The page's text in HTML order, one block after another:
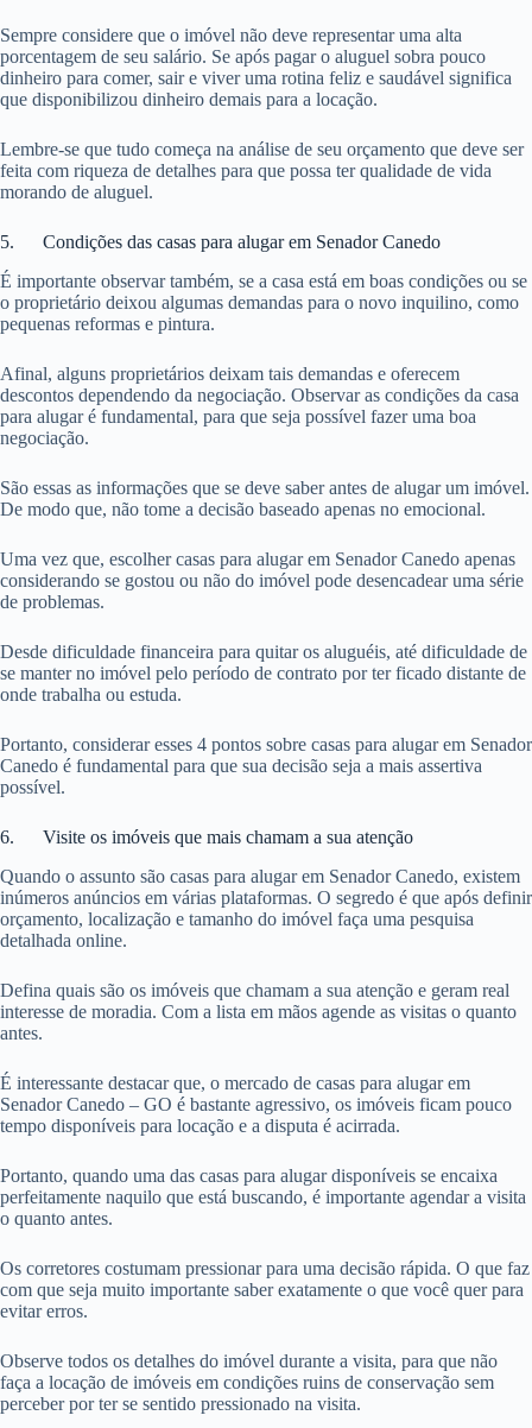
Sempre considere que o imóvel não deve representar uma alta
porcentagem de seu salário. Se após pagar o aluguel sobra pouco
dinheiro para comer, sair e viver uma rotina feliz e saudável significa
que disponibilizou dinheiro demais para a locação.
Lembre-se que tudo começa na análise de seu orçamento que deve ser
feita com riqueza de detalhes para que possa ter qualidade de vida
morando de aluguel.
5. Condições das casas para alugar em Senador Canedo
É importante observar também, se a casa está em boas condições ou se
o proprietário deixou algumas demandas para o novo inquilino, como
pequenas reformas e pintura.
Afinal, alguns proprietários deixam tais demandas e oferecem
descontos dependendo da negociação. Observar as condições da casa
para alugar é fundamental, para que seja possível fazer uma boa
negociação.
São essas as informações que se deve saber antes de alugar um imóvel.
De modo que, não tome a decisão baseado apenas no emocional.
Uma vez que, escolher casas para alugar em Senador Canedo apenas
considerando se gostou ou não do imóvel pode desencadear uma série
de problemas.
Desde dificuldade financeira para quitar os aluguéis, até dificuldade de
se manter no imóvel pelo período de contrato por ter ficado distante de
onde trabalha ou estuda.
Portanto, considerar esses 4 pontos sobre casas para alugar em Senador
Canedo é fundamental para que sua decisão seja a mais assertiva
possível.
6. Visite os imóveis que mais chamam a sua atenção
Quando o assunto são casas para alugar em Senador Canedo, existem
inúmeros anúncios em várias plataformas. O segredo é que após definir
orçamento, localização e tamanho do imóvel faça uma pesquisa
detalhada online.
Defina quais são os imóveis que chamam a sua atenção e geram real
interesse de moradia. Com a lista em mãos agende as visitas o quanto
antes.
É interessante destacar que, o mercado de casas para alugar em
Senador Canedo – GO é bastante agressivo, os imóveis ficam pouco
tempo disponíveis para locação e a disputa é acirrada.
Portanto, quando uma das casas para alugar disponíveis se encaixa
perfeitamente naquilo que está buscando, é importante agendar a visita
o quanto antes.
Os corretores costumam pressionar para uma decisão rápida. O que faz
com que seja muito importante saber exatamente o que você quer para
evitar erros.
Observe todos os detalhes do imóvel durante a visita, para que não
faça a locação de imóveis em condições ruins de conservação sem
perceber por ter se sentido pressionado na visita.